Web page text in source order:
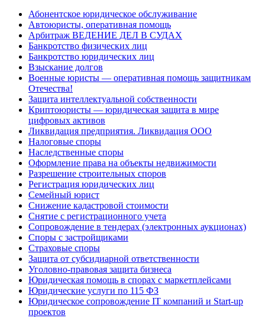
Абонентское юридическое обслуживание
Автоюристы, оперативная помощь
Арбитраж ВЕДЕНИЕ ДЕЛ В СУДАХ
Банкротство физических лиц
Банкротство юридических лиц
Взыскание долгов
Военные юристы — оперативная помощь защитникам
Отечества!
Защита интеллектуальной собственности
Криптоюристы — юридическая защита в мире
цифровых активов
Ликвидация предприятия. Ликвидация ООО
Налоговые споры
Наследственные споры
Оформление права на объекты недвижимости
Разрешение строительных споров
Регистрация юридических лиц
Семейный юрист
Снижение кадастровой стоимости
Снятие с регистрационного учета
Сопровождение в тендерах (электронных аукционах)
Споры с застройщиками
Страховые споры
Защита от субсидиарной ответственности
Уголовно-правовая защита бизнеса
Юридическая помощь в спорах с маркетплейсами
Юридические услуги по 115 ФЗ
Юридическое сопровождение IT компаний и Start-up
проектов